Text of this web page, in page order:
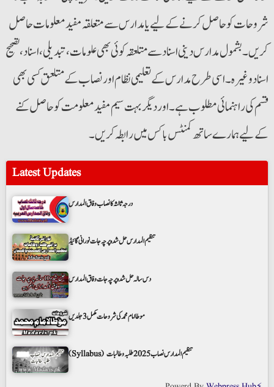
شروحات کو حاصل کرنے کے لیے یا مدارس سے متعلقہ مفید معلومات حاصل
کریں۔ بشمول مدارس دینی اسناد سے متلعقہ کوئی بھی علومات،تبدیلی،اسناد،تصحیح
اسناد وغیرہ۔ اسی طرح مدارس کے تعلیمی نظام اور نصاب کے متلعق کسی بھی
قسم کی راہنمائی مطلوب ہے۔ اور دیگر بہت سیم مفید معلومت کو حاصل کنے
کے لیے ہمارے ساتھ کمنٹس باکس میں رابطہ کریں۔
Latest Updates
درجہ ثالثہ کا نصاب وفاق المدارس
تنظیم المدارس حل شدہ پرچہ جات نورانی گائیڈ
دس سالہ حل شدہ پرچہ جات وفاق المدارس
موطا امام محمد کی شروحات مکمل 3 جلدیں
(Syllabus) تنظیم المدارس نصاب 2025 طلبہ و طالبات